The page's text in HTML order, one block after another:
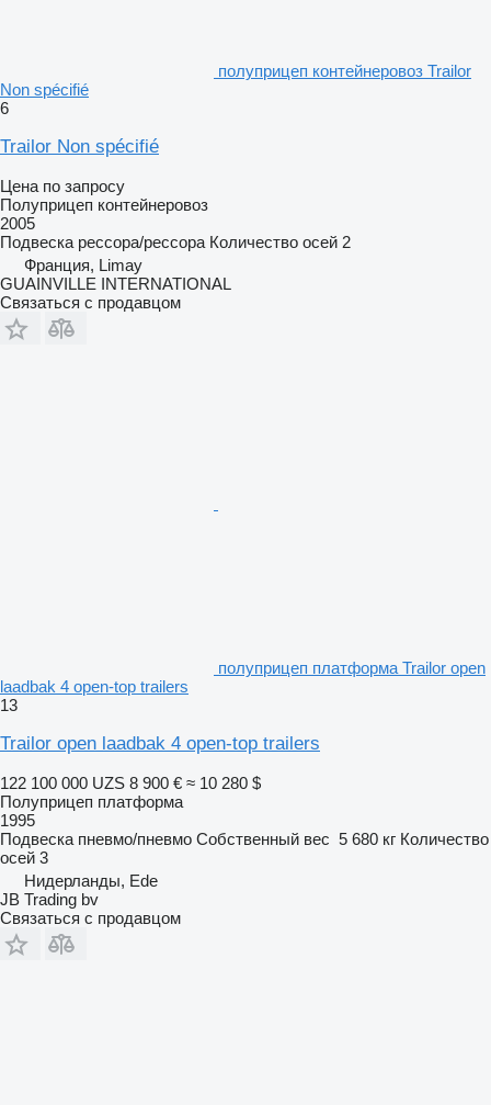
полуприцеп контейнеровоз Trailor
Non spécifié
6
Trailor Non spécifié
Цена по запросу
Полуприцеп контейнеровоз
2005
Подвеска рессора/рессора Количество осей 2
Франция, Limay
GUAINVILLE INTERNATIONAL
Связаться с продавцом
полуприцеп платформа Trailor open
laadbak 4 open-top trailers
13
Trailor open laadbak 4 open-top trailers
122 100 000 UZS 8 900 € ≈ 10 280 $
Полуприцеп платформа
1995
Подвеска пневмо/пневмо Собственный вес 5 680 кг Количество
осей 3
Нидерланды, Ede
JB Trading bv
Связаться с продавцом